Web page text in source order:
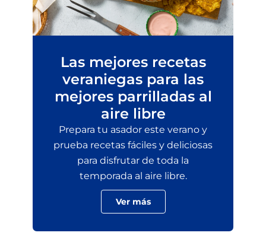
Las mejores recetas
veraniegas para las
mejores parrilladas al
aire libre
Prepara tu asador este verano y
prueba recetas fáciles y deliciosas
para disfrutar de toda la
temporada al aire libre.
Ver más